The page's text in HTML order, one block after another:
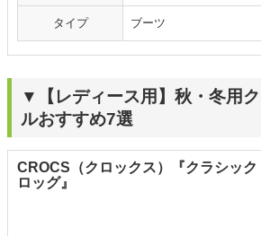
タイプ ブーツ
▼【レディース用】秋・冬用
ルおすすめ7選
CROCS（クロックス）『クラシック
ロッグ』